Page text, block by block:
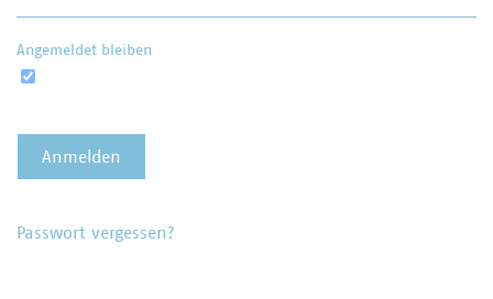
Angemeldet bleiben
Passwort vergessen?